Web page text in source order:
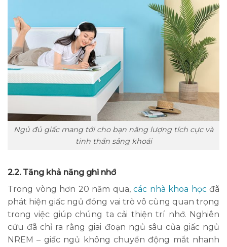
Ngủ đủ giấc mang tới cho bạn năng lượng tích cực và
tinh thần sảng khoái
2.2. Tăng khả năng ghi nhớ
Trong vòng hơn 20 năm qua, các nhà khoa họcđã
phát hiện giấc ngủ đóng vai trò vô cùng quan trọng
trong việc giúp chúng ta cải thiện trí nhớ. Nghiên
cứu đã chỉ ra rằng giai đoạn ngủ sâu của giấc ngủ
NREM – giấc ngủ không chuyển động mắt nhanh